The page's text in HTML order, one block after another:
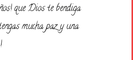
que Dios te bendiga
mucha paz y una